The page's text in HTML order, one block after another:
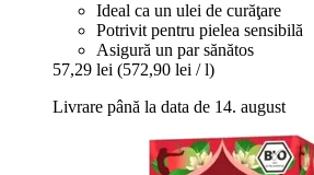
Ideal ca un ulei de curăţare
Potrivit pentru pielea sensibilă
Asigură un par sănătos
57,29 lei (572,90 lei / l)
Livrare până la data de 14. august